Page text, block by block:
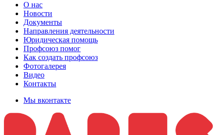
О нас
Новости
Документы
Направления деятельности
Юридическая помощь
Профсоюз помог
Как создать профсоюз
Фотогалерея
Видео
Контакты
Мы вконтакте